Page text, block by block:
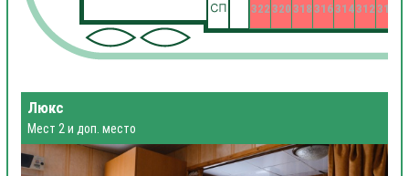
310
312
314
316
318
320
322
Люкс
Мест 2 и доп. место